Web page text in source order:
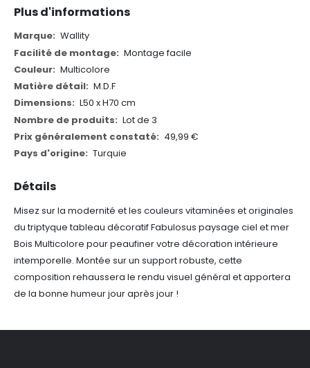
Détails
Misez sur la modernité et les couleurs vitaminées et originales
du triptyque tableau décoratif Fabulosus paysage ciel et mer
Bois Multicolore pour peaufiner votre décoration intérieure
intemporelle. Montée sur un support robuste, cette
composition rehaussera le rendu visuel général et apportera
de la bonne humeur jour après jour !
Plus d'informations
Plus
d'informations
Wallity
Montage facile
Multicolore
M.D.F
L50 x H70 cm
Lot de 3
49,99 €
Turquie